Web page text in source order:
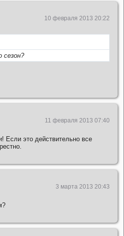
10 февраля 2013 20:22
сезон?
11 февраля 2013 07:40
Если это действительно все
3 марта 2013 20:43